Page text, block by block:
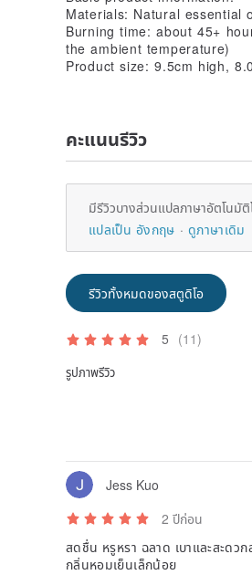
Materials: Natural essential
Burning time: about 45+
the ambient temperature)
Product size: 9.5cm high,
คะแนนรีวิว
มีรีวิวบางส่วนแปลภาษาอัตโนมั
แปลเป็น อังกฤษ
ดูภาษาเดิม
รีวิวทั้งหมดของสตูดิโอ
5 (11)
รูปภาพรีวิว
Jess Kuo
2 ปีก่อน
สดชื่น หรูหรา ฉลาด เบาและสะดว
กลิ่นหอมเย็นเล็กน้อย